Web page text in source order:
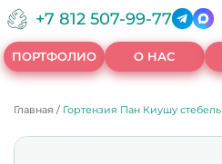
+7 812 507-99-77
ПОРТФОЛИО О НАС
Главная / Гортензия Пан Киушу стебель